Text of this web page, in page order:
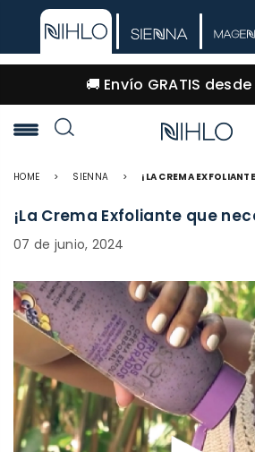
🚚 Envío GRATIS
NIHLO
HOME > SIENNA > ¡LA CREMA
¡La Crema Exfoliante que
07 de junio, 2024